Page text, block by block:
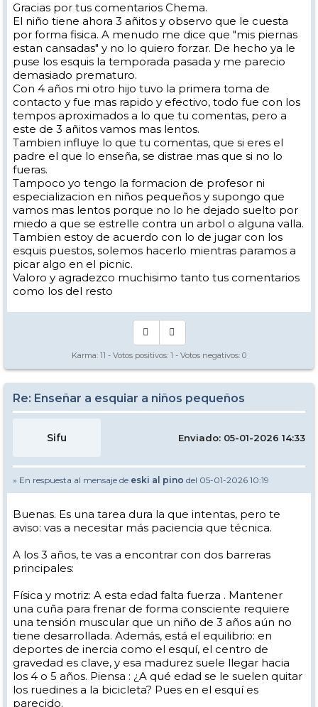
Gracias por tus comentarios Chema.
El niño tiene ahora 3 añitos y observo que le cuesta
por forma fisica. A menudo me dice que "mis piernas
estan cansadas" y no lo quiero forzar. De hecho ya le
puse los esquis la temporada pasada y me parecio
demasiado prematuro.
Con 4 años mi otro hijo tuvo la primera toma de
contacto y fue mas rapido y efectivo, todo fue con los
tempos aproximados a lo que tu comentas, pero a
este de 3 añitos vamos mas lentos.
Tambien influye lo que tu comentas, que si eres el
padre el que lo enseña, se distrae mas que si no lo
fueras.
Tampoco yo tengo la formacion de profesor ni
especializacion en niños pequeños y supongo que
vamos mas lentos porque no lo he dejado suelto por
miedo a que se estrelle contra un arbol o alguna valla.
Tambien estoy de acuerdo con lo de jugar con los
esquis puestos, solemos hacerlo mientras paramos a
picar algo en el picnic.
Valoro y agradezco muchisimo tanto tus comentarios
como los del resto
Karma: 11 - Votos positivos: 1 - Votos negativos: 0
Re: Enseñar a esquiar a niños pequeños
Sifu Enviado: 05-01-2026 14:33
» En respuesta al mensaje de eski al pino del 05-01-2026 10:19
Buenas. Es una tarea dura la que intentas, pero te
aviso: vas a necesitar más paciencia que técnica.
A los 3 años, te vas a encontrar con dos barreras
principales:
Física y motriz: A esta edad falta fuerza . Mantener
una cuña para frenar de forma consciente requiere
una tensión muscular que un niño de 3 años aún no
tiene desarrollada. Además, está el equilibrio: en
deportes de inercia como el esquí, el centro de
gravedad es clave, y esa madurez suele llegar hacia
los 4 o 5 años. Piensa : ¿A qué edad se le suelen quitar
los ruedines a la bicicleta? Pues en el esquí es
parecido.